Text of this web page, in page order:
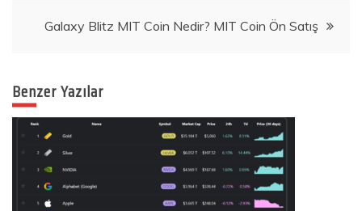
Galaxy Blitz MIT Coin Nedir? MIT Coin Ön Satış
Benzer Yazılar